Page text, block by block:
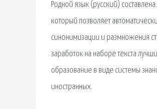
Родной язык (русский)
который позволяет
синонимизации и размножения
заработок на наборе текста
образование в виде системы
иностранных.